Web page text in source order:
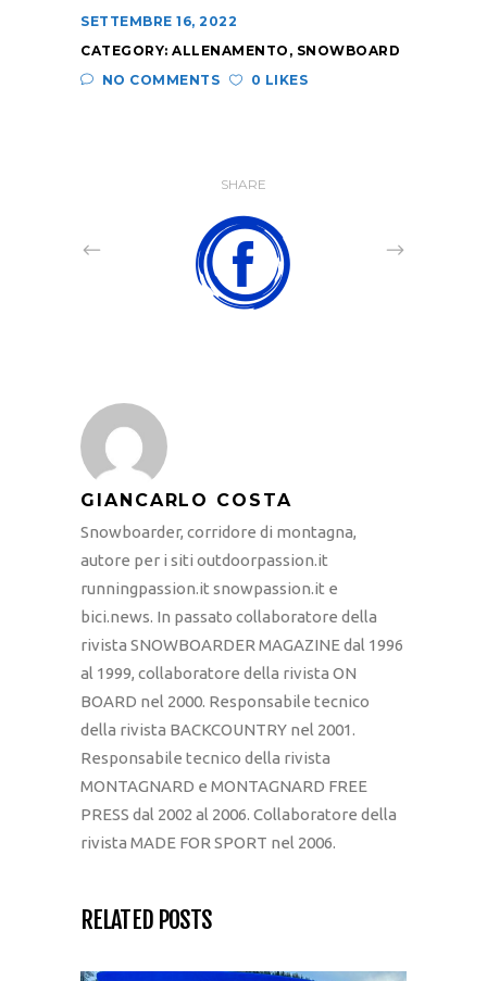
SETTEMBRE 16, 2022
CATEGORY: ALLENAMENTO , SNOWBOARD
NO COMMENTS
0 LIKES
SHARE
GIANCARLO COSTA
Snowboarder, corridore di montagna,
autore per i siti outdoorpassion.it
runningpassion.it snowpassion.it e
bici.news. In passato collaboratore della
rivista SNOWBOARDER MAGAZINE dal 1996
al 1999, collaboratore della rivista ON
BOARD nel 2000. Responsabile tecnico
della rivista BACKCOUNTRY nel 2001.
Responsabile tecnico della rivista
MONTAGNARD e MONTAGNARD FREE
PRESS dal 2002 al 2006. Collaboratore della
rivista MADE FOR SPORT nel 2006.
RELATED POSTS